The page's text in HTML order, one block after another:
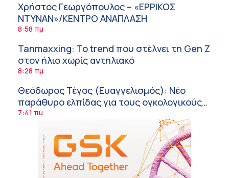
Χρήστος Γεωργόπουλος – «ΕΡΡΙΚΟΣ
ΝΤΥΝΑΝ»/ΚΕΝΤΡΟ ΑΝΑΠΛΑΣΗ
8:58 πμ
Tanmaxxing: To trend που στέλνει τη Gen Z
στον ήλιο χωρίς αντηλιακό
8:28 πμ
Θεόδωρος Τέγος (Ευαγγελισμός): Νέο
παράθυρο ελπίδας για τους ογκολογικούς
ασθενείς μέσω κλινικών δοκιμών
7:41 πμ
Ασφάλεια στο νερό: 8 χρήσιμες οδηγίες
από τον Ελληνικό Ερυθρό Σταυρό
7:03 πμ
Μαρίνα Ραυτοπούλου (ΙΑΤΡΙΚΟ ΚΕΝΤΡΟ):